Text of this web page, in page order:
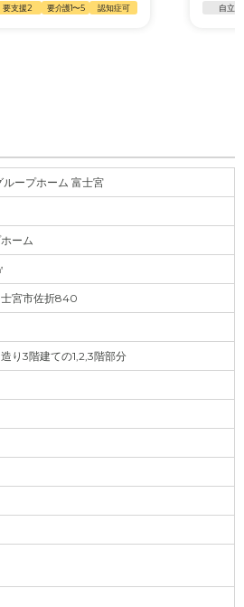
要支援2 要介護1〜5 認知症可 自立
ループホーム 富士宮
ーム
宮市佐折840
り3階建ての1,2,3階部分